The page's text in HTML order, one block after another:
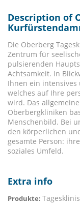
Description of
Die Oberberg
Zentrum für
pulsierenden
Achtsamkeit. In
Ihnen ein
welches auf Ihre
wird. Das
Oberbergkliniken
Menschenbild. Bei
den körperlichen
gesamte Person:
soziales Umfeld.
Extra info
Produkte: